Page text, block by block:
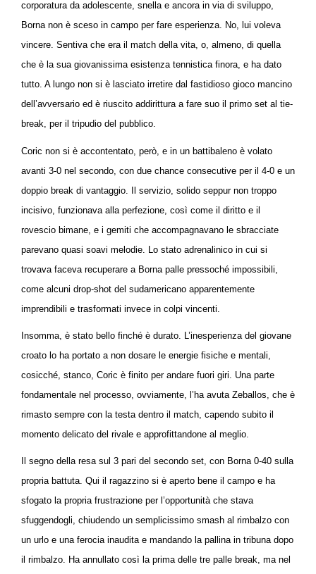
corporatura da adolescente, snella e ancora in via di sviluppo,
Borna non è sceso in campo per fare esperienza. No, lui voleva
vincere. Sentiva che era il match della vita, o, almeno, di quella
che è la sua giovanissima esistenza tennistica finora, e ha dato
tutto. A lungo non si è lasciato irretire dal fastidioso gioco mancino
dell’avversario ed è riuscito addirittura a fare suo il primo set al tie-
break, per il tripudio del pubblico.
Coric non si è accontentato, però, e in un battibaleno è volato
avanti 3-0 nel secondo, con due chance consecutive per il 4-0 e un
doppio break di vantaggio. Il servizio, solido seppur non troppo
incisivo, funzionava alla perfezione, così come il diritto e il
rovescio bimane, e i gemiti che accompagnavano le sbracciate
parevano quasi soavi melodie. Lo stato adrenalinico in cui si
trovava faceva recuperare a Borna palle pressoché impossibili,
come alcuni drop-shot del sudamericano apparentemente
imprendibili e trasformati invece in colpi vincenti.
Insomma, è stato bello finché è durato. L’inesperienza del giovane
croato lo ha portato a non dosare le energie fisiche e mentali,
cosicché, stanco, Coric è finito per andare fuori giri. Una parte
fondamentale nel processo, ovviamente, l’ha avuta Zeballos, che è
rimasto sempre con la testa dentro il match, capendo subito il
momento delicato del rivale e approfittandone al meglio.
Il segno della resa sul 3 pari del secondo set, con Borna 0-40 sulla
propria battuta. Qui il ragazzino si è aperto bene il campo e ha
sfogato la propria frustrazione per l’opportunità che stava
sfuggendogli, chiudendo un semplicissimo smash al rimbalzo con
un urlo e una ferocia inaudita e mandando la pallina in tribuna dopo
il rimbalzo. Ha annullato così la prima delle tre palle break, ma nel